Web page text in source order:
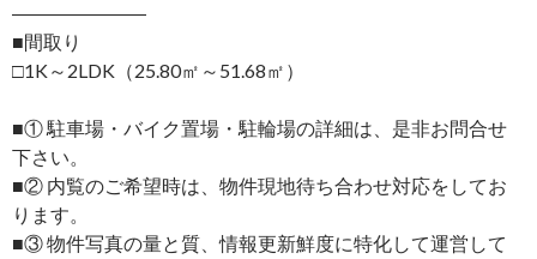
―――――――
■間取り
□1K～2LDK（25.80㎡～51.68㎡）
■① 駐車場・バイク置場・駐輪場の詳細は、是非お問合せ
下さい。
■② 内覧のご希望時は、物件現地待ち合わせ対応をしてお
ります。
■③ 物件写真の量と質、情報更新鮮度に特化して運営して